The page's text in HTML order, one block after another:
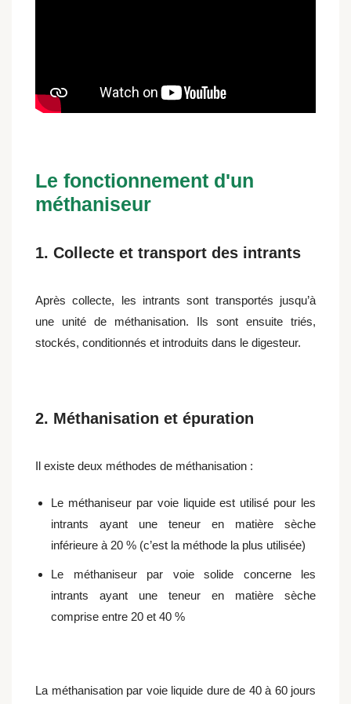
Le fonctionnement d'un
méthaniseur
1. Collecte et transport des intrants
Après collecte, les intrants sont transportés jusqu’à
une unité de méthanisation. Ils sont ensuite triés,
stockés, conditionnés et introduits dans le digesteur.
2. Méthanisation et épuration
Il existe deux méthodes de méthanisation :
Le méthaniseur par voie liquide est utilisé pour les
intrants ayant une teneur en matière sèche
inférieure à 20 % (c’est la méthode la plus utilisée)
Le méthaniseur par voie solide concerne les
intrants ayant une teneur en matière sèche
comprise entre 20 et 40 %
La méthanisation par voie liquide dure de 40 à 60 jours